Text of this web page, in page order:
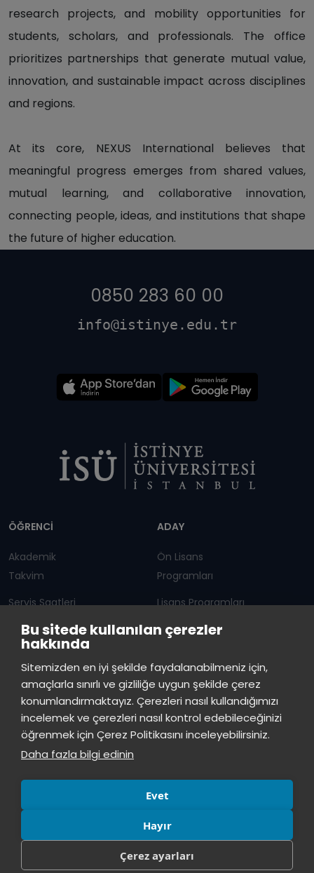
Bu sitede kullanılan çerezler
hakkında
Sitemizden en iyi şekilde faydalanabilmeniz için,
amaçlarla sınırlı ve gizliliğe uygun şekilde çerez
konumlandırmaktayız. Çerezleri nasıl kullandığımızı
incelemek ve çerezleri nasıl kontrol edebileceğinizi
öğrenmek için Çerez Politikasını inceleyebilirsiniz.
Daha fazla bilgi edinin
Evet
Hayır
Çerez ayarları
research projects, and mobility opportunities for
students, scholars, and professionals. The office
prioritizes partnerships that generate mutual value,
innovation, and sustainable impact across disciplines
and regions.
At its core, NEXUS International believes that
meaningful progress emerges from shared values,
mutual learning, and collaborative innovation,
connecting people, ideas, and institutions that shape
the future of higher education.
0850 283 60 00
info@istinye.edu.tr
ÖĞRENCİ
Akademik
Takvim
Servis Saatleri
Duyurular
ADAY
Ön Lisans
Programları
Lisans Programları
Lisansüstü
İSTİNYE
Basın
Kiti
İhaleler İstinye Post Kampüslerimiz
© Tüm hakları saklıdır, İstinye Üniversitesi
çevrimiçi
İstinye Üniversitesi
Merhaba! Size nasıl yardımcı
olabilirim?